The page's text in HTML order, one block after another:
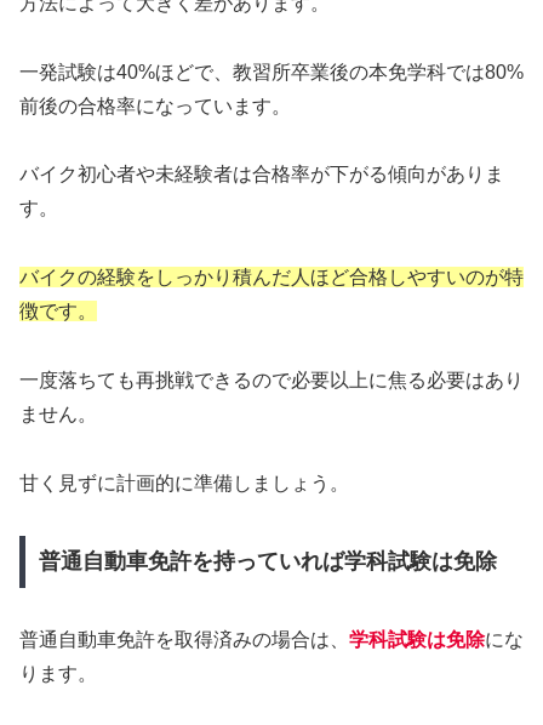
一発試験は40%ほどで、教習所卒業後の本免学科では80%
前後の合格率になっています。
バイク初心者や未経験者は合格率が下がる傾向がありま
す。
バイクの経験をしっかり積んだ人ほど合格しやすいのが特
徴です。
一度落ちても再挑戦できるので必要以上に焦る必要はあり
ません。
甘く見ずに計画的に準備しましょう。
普通自動車免許を持っていれば学科試験は免除
普通自動車免許を取得済みの場合は、 学科試験は免除にな
ります。